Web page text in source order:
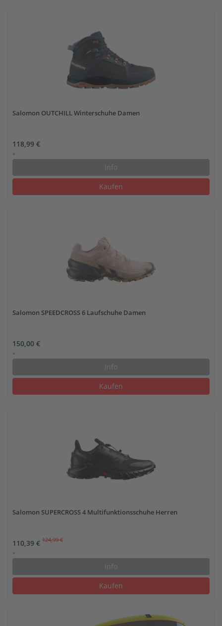
Salomon OUTCHILL Winterschuhe Damen
118,99 €
*
Info
Kaufen
Salomon SPEEDCROSS 6 Laufschuhe Damen
150,00 €
*
Info
Kaufen
Salomon SUPERCROSS 4 Multifunktionsschuhe Herren
110,39 € 124,99 €
*
Info
Kaufen